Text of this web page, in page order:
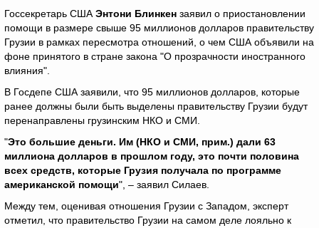
Госсекретарь США Энтони Блинкен заявил о приостановлении
помощи в размере свыше 95 миллионов долларов правительству
Грузии в рамках пересмотра отношений, о чем США объявили на
фоне принятого в стране закона "О прозрачности иностранного
влияния".
В Госдепе США заявили, что 95 миллионов долларов, которые
ранее должны были быть выделены правительству Грузии будут
перенаправлены грузинским НКО и СМИ.
"Это большие деньги. Им (НКО и СМИ, прим.) дали 63
миллиона долларов в прошлом году, это почти половина
всех средств, которые Грузия получала по программе
американской помощи", – заявил Силаев.
Между тем, оценивая отношения Грузии с Западом, эксперт
отметил, что правительство Грузии на самом деле лояльно к